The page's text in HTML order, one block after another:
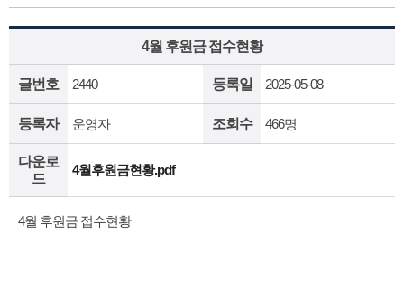
4월 후원금 접수현황
글번호 2440 등록일 2025-05-08
등록자 운영자 조회수 466명
다운로
드
4월후원금현황.pdf
4월 후원금 접수현황